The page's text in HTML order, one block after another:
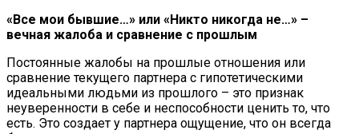
«Все мои бывшие…» или «Никто никогда не…» –
вечная жалоба и сравнение с прошлым
Постоянные жалобы на прошлые отношения или
сравнение текущего партнера с гипотетическими
идеальными людьми из прошлого – это признак
неуверенности в себе и неспособности ценить то, что
есть. Это создает у партнера ощущение, что он всегда